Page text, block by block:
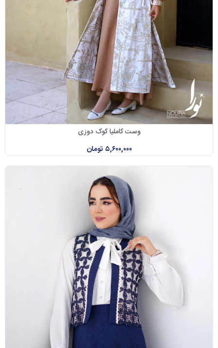
وست کاملیا کوک دوزی
۵,۶۰۰,۰۰۰ تومان